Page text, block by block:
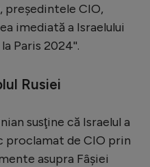
preşedintele CIO,
imediată a Israelului
Paris 2024''.
Rusiei
susţine că Israelul a
de CIO prin
asupra Fâşiei